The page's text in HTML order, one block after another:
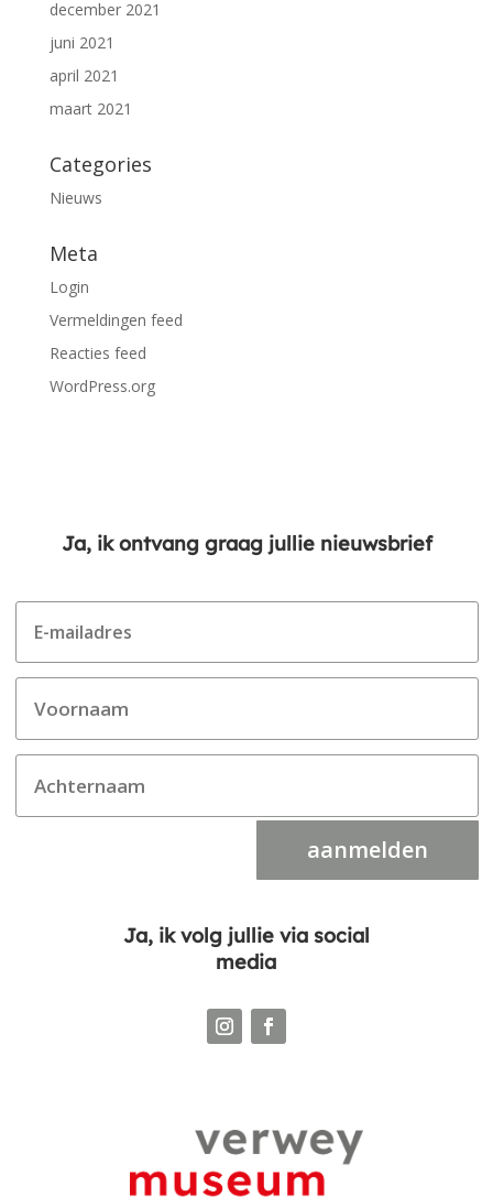
december 2021
juni 2021
april 2021
maart 2021
Categories
Nieuws
Meta
Login
Vermeldingen feed
Reacties feed
WordPress.org
Ja, ik ontvang graag jullie nieuwsbrief
aanmelden
Ja, ik volg jullie via social
media